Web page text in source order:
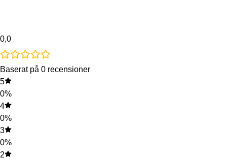
0,0
Baserat på 0 recensioner
5
0%
4
0%
3
0%
2